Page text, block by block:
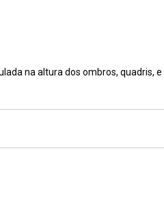
na altura dos ombros, quadris,